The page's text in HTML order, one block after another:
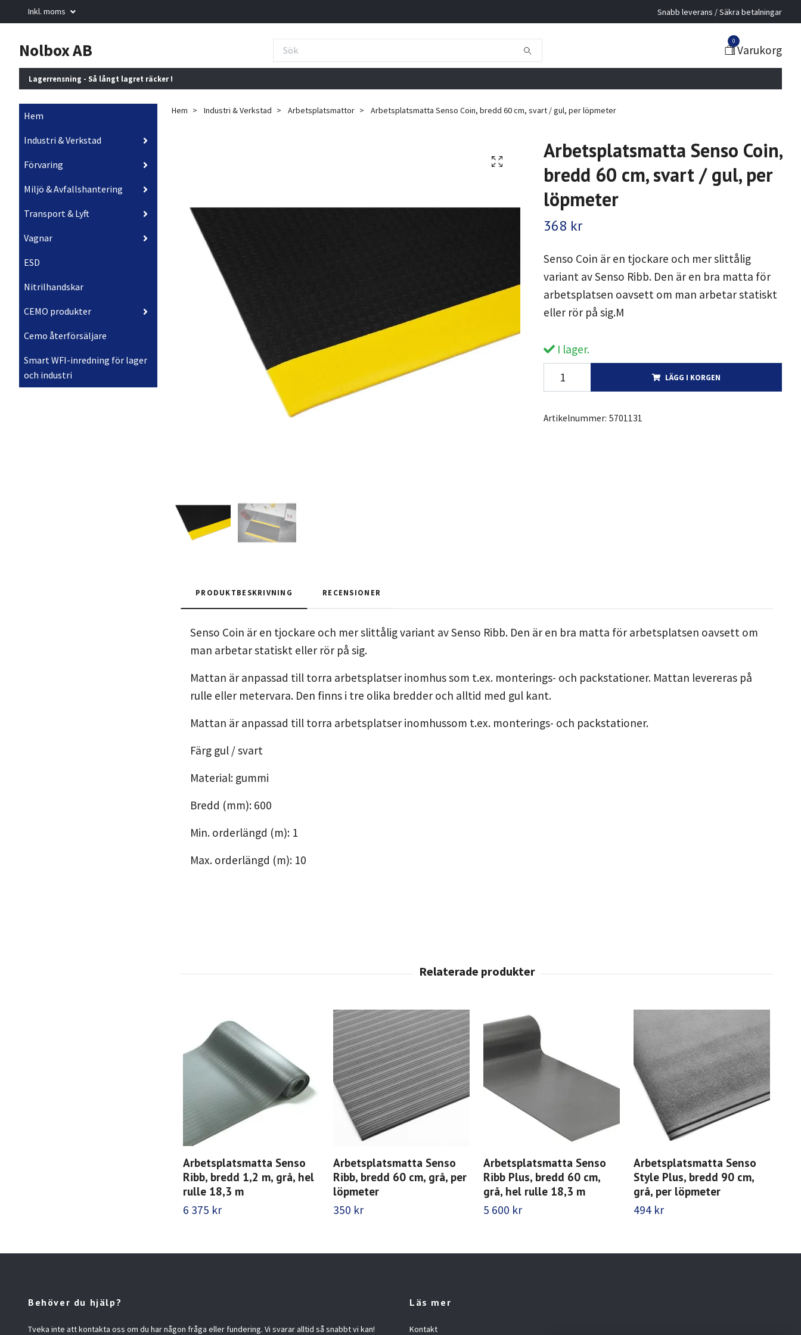
Inkl. moms Snabb leverans / Säkra betalningar
Nolbox AB 0
Varukorg
Lagerrensning - Så långt lagret räcker !
Hem
Industri & Verkstad
Förvaring
Miljö & Avfallshantering
Transport & Lyft
Vagnar
ESD
Nitrilhandskar
CEMO produkter
Cemo återförsäljare
Smart WFI-inredning för lager
och industri
Hem Industri & Verkstad Arbetsplatsmattor Arbetsplatsmatta Senso Coin, bredd 60 cm, svart / gul, per löpmeter
Arbetsplatsmatta Senso Coin,
bredd 60 cm, svart / gul, per
löpmeter
368 kr
Senso Coin är en tjockare och mer slittålig
variant av Senso Ribb. Den är en bra matta för
arbetsplatsen oavsett om man arbetar statiskt
eller rör på sig.M
I lager.
LÄGG I KORGEN
Artikelnummer: 5701131
PRODUKTBESKRIVNING RECENSIONER
Senso Coin är en tjockare och mer slittålig variant av Senso Ribb. Den är en bra matta för arbetsplatsen oavsett om
man arbetar statiskt eller rör på sig.
Mattan är anpassad till torra arbetsplatser inomhus som t.ex. monterings- och packstationer. Mattan levereras på
rulle eller metervara. Den finns i tre olika bredder och alltid med gul kant.
Mattan är anpassad till torra arbetsplatser inomhussom t.ex. monterings- och packstationer.
Färg gul / svart
Material: gummi
Bredd (mm): 600
Min. orderlängd (m): 1
Max. orderlängd (m): 10
Arbetsplatsmatta Senso
Ribb, bredd 1,2 m, grå, hel
rulle 18,3 m
6 375 kr
Arbetsplatsmatta Senso
Ribb, bredd 60 cm, grå, per
löpmeter
350 kr
Arbetsplatsmatta Senso
Ribb Plus, bredd 60 cm,
grå, hel rulle 18,3 m
5 600 kr
Arbetsplatsmatta Senso
Style Plus, bredd 90 cm,
grå, per löpmeter
494 kr
Behöver du hjälp?
Tveka inte att kontakta oss om du har någon fråga eller fundering. Vi svarar alltid så snabbt vi kan!
Läs mer
Kontakt